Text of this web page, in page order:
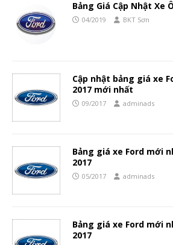
Bảng Giá Cập Nhật Xe
04/2019 BKT Sơn
Cập nhật bảng giá xe
2017 mới nhất
09/2017 adminads
Bảng giá xe Ford mới
2017
05/2017 adminads
Bảng giá xe Ford mới
2017